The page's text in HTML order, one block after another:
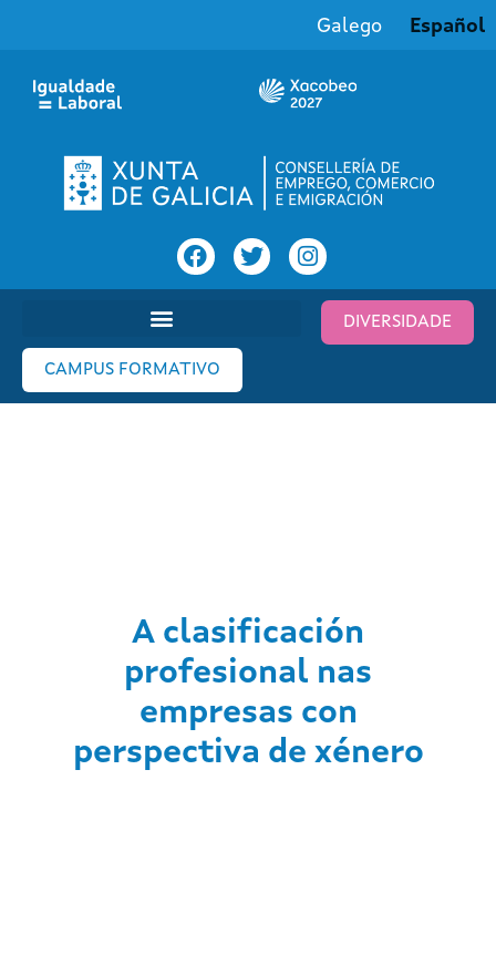
Galego Español
DIVERSIDADE
CAMPUS FORMATIVO
A clasificación
profesional nas
empresas con
perspectiva de xénero